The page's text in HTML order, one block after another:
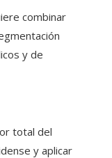
combinar
y de
total del
y aplicar